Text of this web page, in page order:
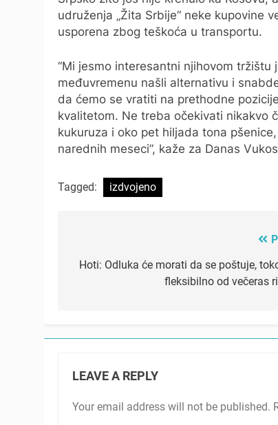
udruženja „Žita Srbije“ neke kupovine
usporena zbog teškoća u transportu.
“Mi jesmo interesantni njihovom
međuvremenu našli alternativu i
da ćemo se vratiti na prethodne
kvalitetom. Ne treba očekivati nikakvo
kukuruza i oko pet hiljada tona
narednih meseci”, kaže za Danas
Tagged: izdvojeno
navigation
Hoti: Odluka će morati da se poštuje,
fleksibilno od večeras
LEAVE A REPLY
Your email address will not be published.